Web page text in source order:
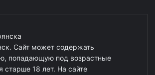
Сайт может содержать
попадающую под возрастные
старше 18 лет. На сайте